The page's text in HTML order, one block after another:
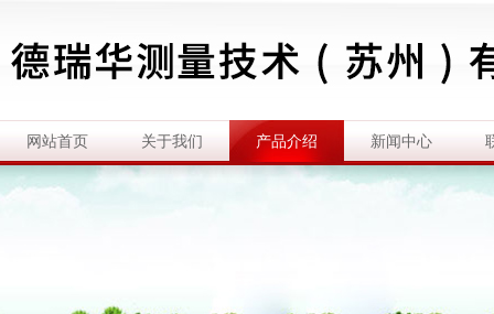
网站首页 关于我们 产品介绍 新闻中心